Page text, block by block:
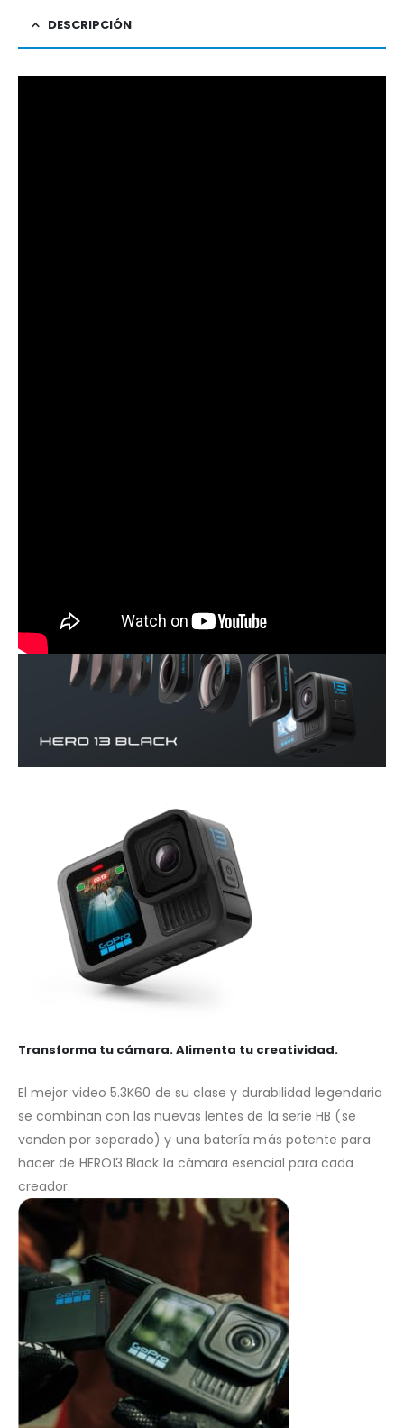
DESCRIPCIÓN
Transforma tu cámara. Alimenta tu creatividad.
El mejor video 5.3K60 de su clase y durabilidad legendaria
se combinan con las nuevas lentes de la serie HB (se
venden por separado) y una batería más potente para
hacer de HERO13 Black la cámara esencial para cada
creador.